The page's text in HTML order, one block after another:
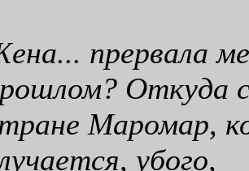
прервала
Откуда
Маромар,
убого,